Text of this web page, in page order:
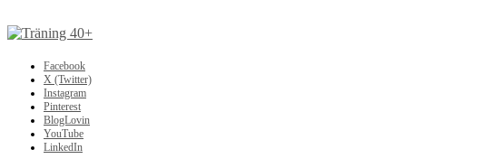
Facebook
X (Twitter)
Instagram
Pinterest
BlogLovin
YouTube
LinkedIn